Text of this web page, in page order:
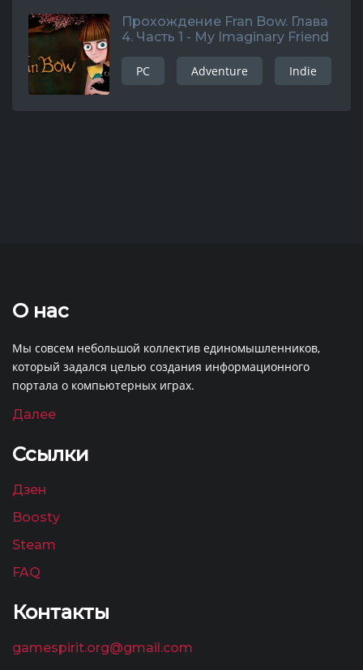
Прохождение Fran Bow. Глава
4. Часть 1 - My Imaginary Friend
PC Adventure Indie
О нас
Мы совсем небольшой коллектив единомышленников,
который задался целью создания информационного
портала о компьютерных играх.
Далее
Ссылки
Дзен
Boosty
Steam
FAQ
Контакты
gamespirit.org@gmail.com